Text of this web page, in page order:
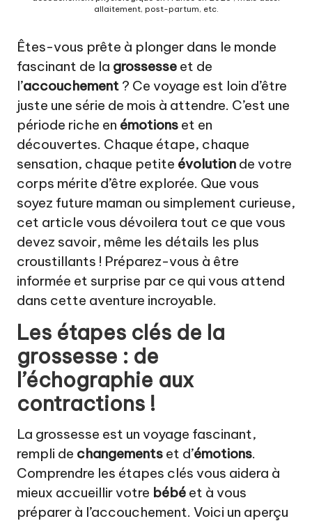
u
r
el
allaitement, post-partum, etc.
Êtes-vous prête à plonger dans le monde
fascinant de la grossesse et de
l’accouchement ? Ce voyage est loin d’être
juste une série de mois à attendre. C’est une
période riche en émotions et en
découvertes. Chaque étape, chaque
sensation, chaque petite évolution de votre
corps mérite d’être explorée. Que vous
soyez future maman ou simplement curieuse,
cet article vous dévoilera tout ce que vous
devez savoir, même les détails les plus
croustillants ! Préparez-vous à être
informée et surprise par ce qui vous attend
dans cette aventure incroyable.
Les étapes clés de la
grossesse : de
l’échographie aux
contractions !
La grossesse est un voyage fascinant,
rempli de changements et d’émotions.
Comprendre les étapes clés vous aidera à
mieux accueillir votre bébé et à vous
préparer à l’accouchement. Voici un aperçu